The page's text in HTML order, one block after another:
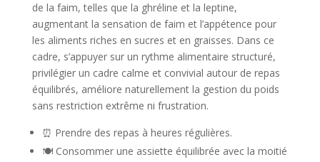
de la faim, telles que la ghréline et la leptine,
augmentant la sensation de faim et l’appétence pour
les aliments riches en sucres et en graisses. Dans ce
cadre, s’appuyer sur un rythme alimentaire structuré,
privilégier un cadre calme et convivial autour de repas
équilibrés, améliore naturellement la gestion du poids
sans restriction extrême ni frustration.
⏰ Prendre des repas à heures régulières.
🍽️ Consommer une assiette équilibrée avec la moitié